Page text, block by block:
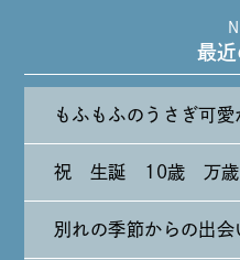
最
もふもふのうさぎ可愛
祝 生誕 10歳 万歳
別れの季節からの出会